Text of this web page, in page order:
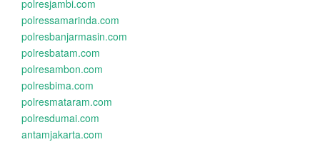
polresjambi.com
polressamarinda.com
polresbanjarmasin.com
polresbatam.com
polresambon.com
polresbima.com
polresmataram.com
polresdumai.com
antamjakarta.com